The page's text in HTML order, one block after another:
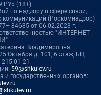
(18+)
по надзору в сфере связи,
(Роскомнадзор)
84685 от 06.02.2023 г.
"ИНТЕРНЕТ
Владимировна
Октября д. 101, 6 этаж, БЦ
01-21
59@shkulev.ru
государственных органов: